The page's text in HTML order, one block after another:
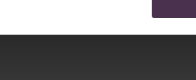
ja itsetuntoasi.